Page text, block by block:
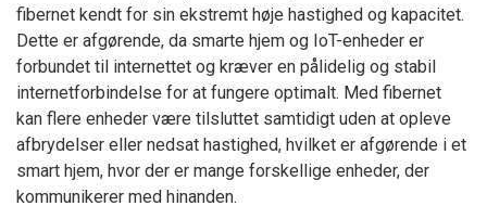
fibernet kendt for sin ekstremt høje hastighed og kapacitet.
Dette er afgørende, da smarte hjem og IoT-enheder er
forbundet til internettet og kræver en pålidelig og stabil
internetforbindelse for at fungere optimalt. Med fibernet
kan flere enheder være tilsluttet samtidigt uden at opleve
afbrydelser eller nedsat hastighed, hvilket er afgørende i et
smart hjem, hvor der er mange forskellige enheder, der
kommunikerer med hinanden.